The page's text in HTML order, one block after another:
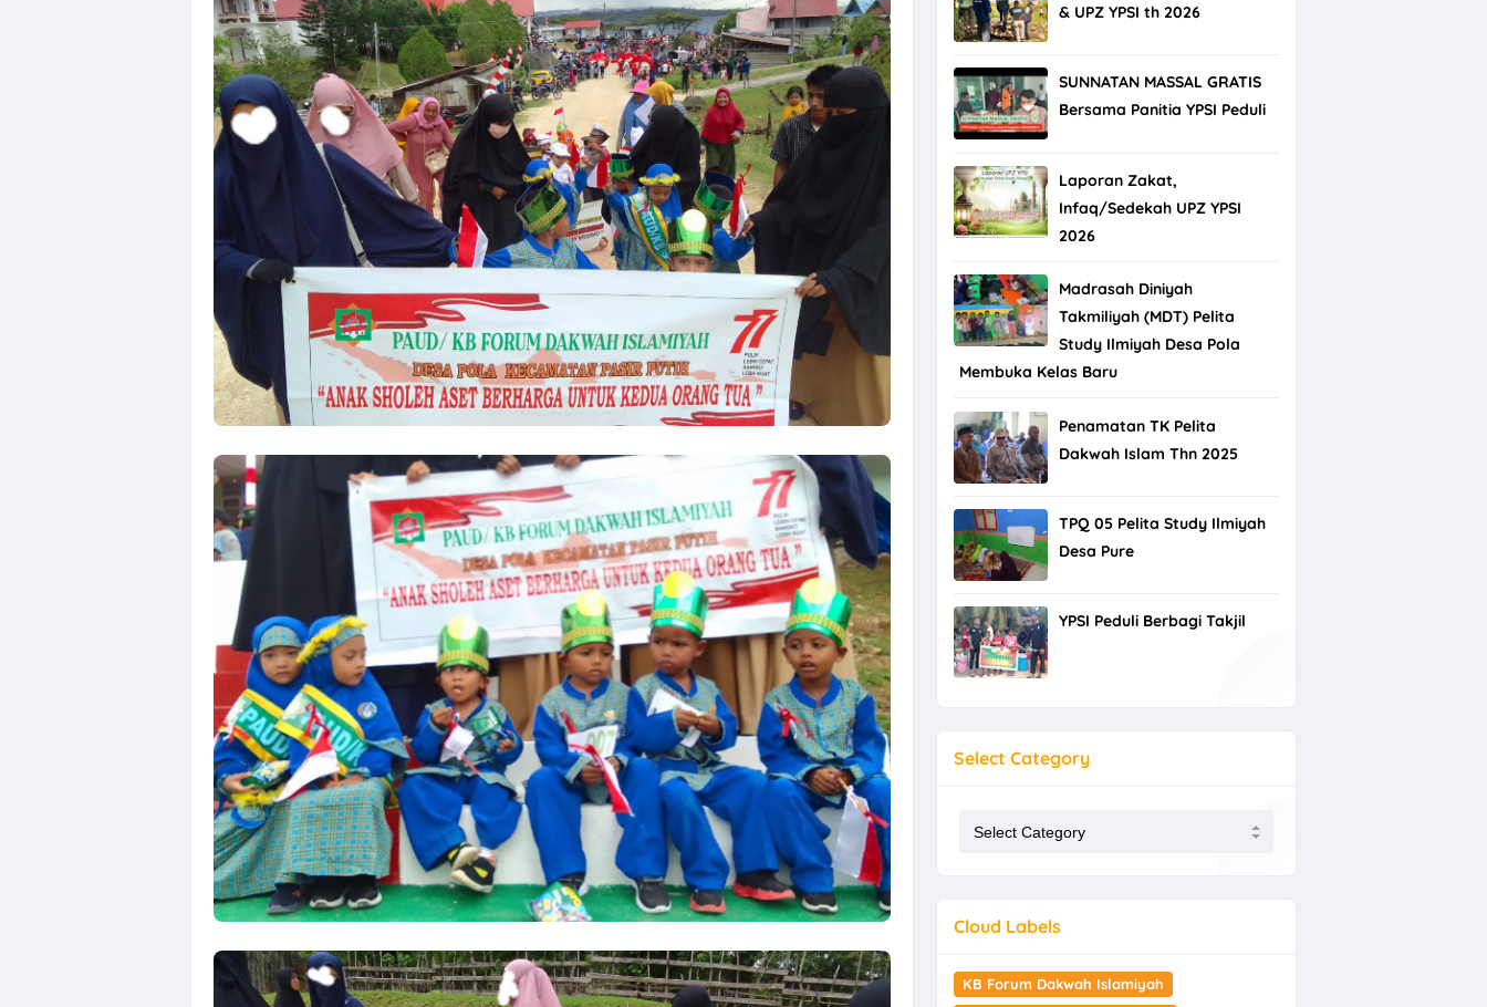
YPSI PEDULI MERAIH BANYAK JUARA DI 17 AGUSTUS
& UPZ YPSI th 2026
SUNNATAN MASSAL GRATIS
Bersama Panitia YPSI Peduli
Laporan Zakat,
Infaq/Sedekah UPZ YPSI
2026
Madrasah Diniyah
Takmiliyah (MDT) Pelita
Study Ilmiyah Desa Pola
Membuka Kelas Baru
Penamatan TK Pelita
Dakwah Islam Thn 2025
TPQ 05 Pelita Study Ilmiyah
Desa Pure
YPSI Peduli Berbagi Takjil
Select Category
Cloud Labels
KB Forum Dakwah Islamiyah